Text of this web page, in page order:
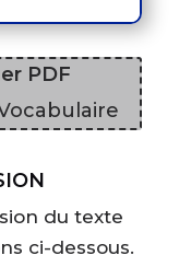
PDF
du texte
ci-dessous.